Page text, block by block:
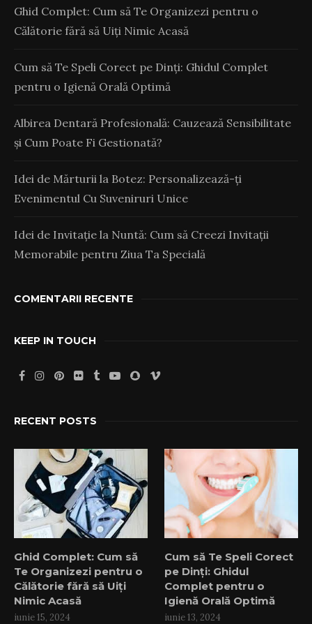
Ghid Complet: Cum să Te Organizezi pentru o
Călătorie fără să Uiți Nimic Acasă
Cum să Te Speli Corect pe Dinți: Ghidul Complet
pentru o Igienă Orală Optimă
Albirea Dentară Profesională: Cauzează Sensibilitate
și Cum Poate Fi Gestionată?
Idei de Mărturii la Botez: Personalizează-ți
Evenimentul Cu Suveniruri Unice
Idei de Invitație la Nuntă: Cum să Creezi Invitații
Memorabile pentru Ziua Ta Specială
COMENTARII RECENTE
KEEP IN TOUCH
RECENT POSTS
Ghid Complet: Cum să
Te Organizezi pentru o
Călătorie fără să Uiți
Nimic Acasă
iunie 15, 2024
Cum să Te Speli Corect
pe Dinți: Ghidul
Complet pentru o
Igienă Orală Optimă
iunie 13, 2024